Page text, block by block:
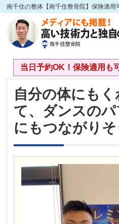
南千住の整体【南千住整骨院】保険適用
当日予約OK！保険適用も
自分の体にも
て、ダンスの
にもつながり